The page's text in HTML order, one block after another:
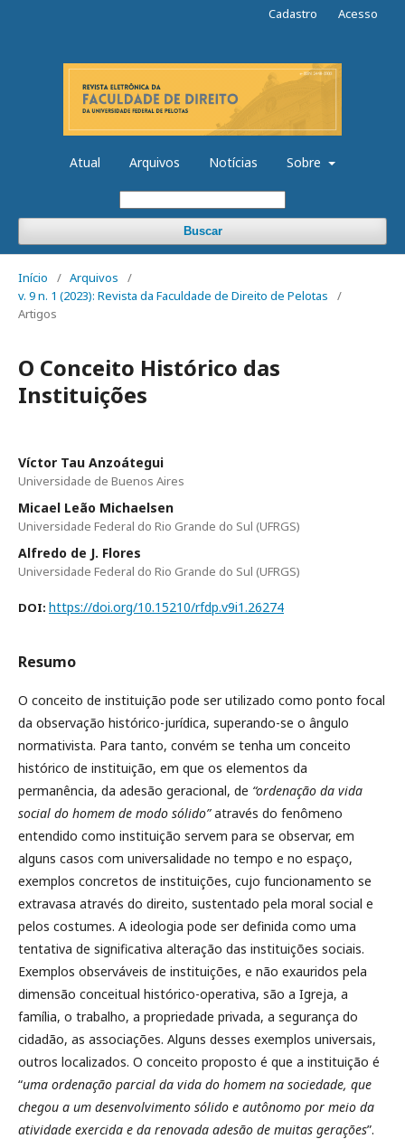
Atual Arquivos Notícias Sobre
Buscar
Cadastro Acesso
Início / Arquivos
/
v. 9 n. 1 (2023): Revista da Faculdade de Direito de Pelotas
/
Artigos
O Conceito Histórico das
Instituições
Víctor Tau Anzoátegui
Universidade de Buenos Aires
Micael Leão Michaelsen
Universidade Federal do Rio Grande do Sul (UFRGS)
Alfredo de J. Flores
Universidade Federal do Rio Grande do Sul (UFRGS)
DOI: https://doi.org/10.15210/rfdp.v9i1.26274
Resumo
O conceito de instituição pode ser utilizado como ponto focal
da observação histórico-jurídica, superando-se o ângulo
normativista. Para tanto, convém se tenha um conceito
histórico de instituição, em que os elementos da
permanência, da adesão geracional, de “ordenação da vida
social do homem de modo sólido”através do fenômeno
entendido como instituição servem para se observar, em
alguns casos com universalidade no tempo e no espaço,
exemplos concretos de instituições, cujo funcionamento se
extravasa através do direito, sustentado pela moral social e
pelos costumes. A ideologia pode ser definida como uma
tentativa de significativa alteração das instituições sociais.
Exemplos observáveis de instituições, e não exauridos pela
dimensão conceitual histórico-operativa, são a Igreja, a
família, o trabalho, a propriedade privada, a segurança do
cidadão, as associações. Alguns desses exemplos universais,
outros localizados. O conceito proposto é que a instituição é
“uma ordenação parcial da vida do homem na sociedade, que
chegou a um desenvolvimento sólido e autônomo por meio da
atividade exercida e da renovada adesão de muitas gerações”.